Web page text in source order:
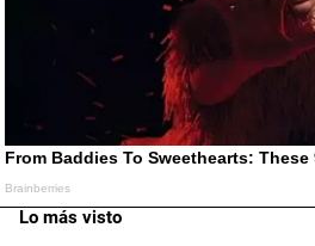
Lo más visto